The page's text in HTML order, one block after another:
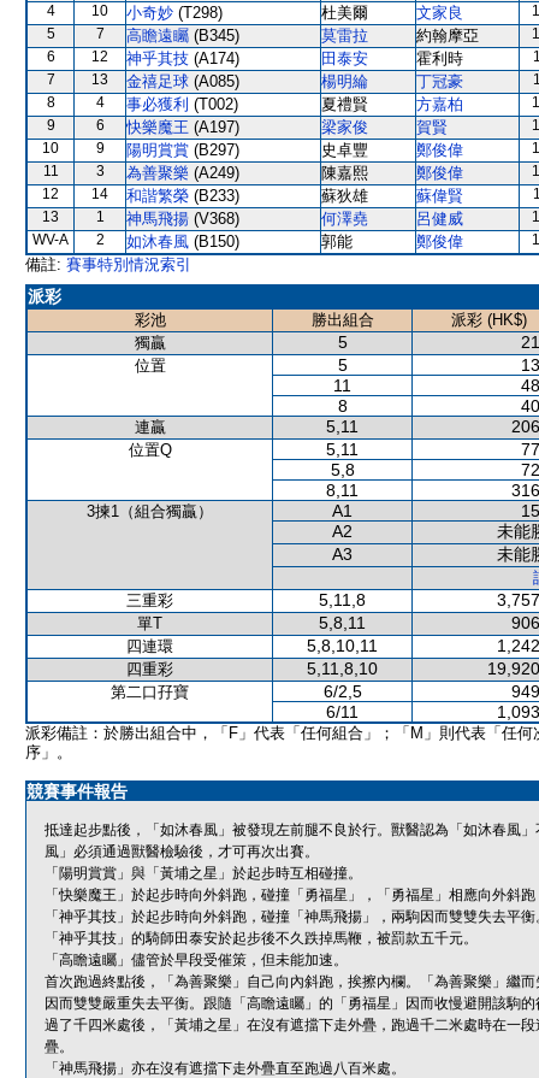
4
10 小奇妙 (T298) 杜美爾 文家良
5
7 高瞻遠矚 (B345) 莫雷拉 約翰摩亞
6
12 神乎其技 (A174) 田泰安 霍利時
7
13 金禧足球 (A085) 楊明綸 丁冠豪
8
4 事必獲利 (T002) 夏禮賢 方嘉柏
9
6 快樂魔王 (A197) 梁家俊 賀賢
10
9 陽明賞賞 (B297) 史卓豐 鄭俊偉
11
3 為善聚樂 (A249) 陳嘉熙 鄭俊偉
12
14 和諧繁榮 (B233) 蘇狄雄 蘇偉賢
13
1 神馬飛揚 (V368) 何澤堯 呂健威
WV-A
2 如沐春風 (B150) 郭能 鄭俊偉
備註: 賽事特別情況索引
派彩
彩池 勝出組合
派彩 (HK$)
獨贏
5
位置 5
11
8
連贏 5,11
位置Q 5,11
5,8
8,11
3揀1（組合獨贏） A1
A2
未能
A3
未能
三重彩
5,11,8
單T 5,8,11
四連環 5,8,10,11
四重彩 5,11,8,10
第二口孖寶 6/2,5
6/11
派彩備註：於勝出組合中，「F」代表「任何組合」；「M」則代表「任何
序」。
競賽事件報告
抵達起步點後，「如沐春風」被發現左前腿不良於行。獸醫認為「如沐春風
風」必須通過獸醫檢驗後，才可再次出賽。
「陽明賞賞」與「黃埔之星」於起步時互相碰撞。
「快樂魔王」於起步時向外斜跑，碰撞「勇福星」，「勇福星」相應向外斜
「神乎其技」於起步時向外斜跑，碰撞「神馬飛揚」，兩駒因而雙雙失去平衡
「神乎其技」的騎師田泰安於起步後不久跌掉馬鞭，被罰款五千元。
「高瞻遠矚」儘管於早段受催策，但未能加速。
首次跑過終點後，「為善聚樂」自己向內斜跑，挨擦內欄。「為善聚樂」繼
因而雙雙嚴重失去平衡。跟隨「高瞻遠矚」的「勇福星」因而收慢避開該駒的
過了千四米處後，「黃埔之星」在沒有遮擋下走外疊，跑過千二米處時在一
疊。
「神馬飛揚」亦在沒有遮擋下走外疊直至跑過八百米處。